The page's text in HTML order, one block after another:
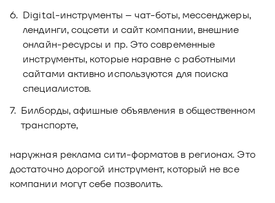
Digital-инструменты – чат-боты, мессенджеры,
лендинги, соцсети и сайт компании, внешние
онлайн-ресурсы и пр. Это современные
инструменты, которые наравне с работными
сайтами активно используются для поиска
специалистов.
Билборды, афишные объявления в общественном
транспорте,
наружная реклама сити-форматов в регионах. Это
достаточно дорогой инструмент, который не все
компании могут себе позволить.